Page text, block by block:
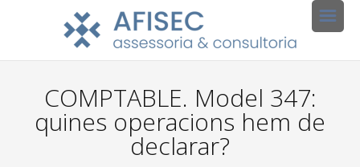
COMPTABLE. Model 347:
quines operacions hem de
declarar?